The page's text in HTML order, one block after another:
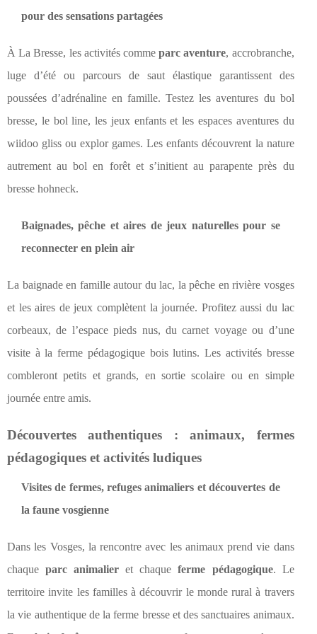
pour des sensations partagées
À La Bresse, les activités commeparc aventure, accrobranche,
luge d’été ou parcours de saut élastique garantissent des
poussées d’adrénaline en famille. Testez les aventures du bol
bresse, le bol line, les jeux enfants et les espaces aventures du
wiidoo gliss ou explor games. Les enfants découvrent la nature
autrement au bol en forêt et s’initient au parapente près du
bresse hohneck.
Baignades, pêche et aires de jeux naturelles pour se
reconnecter en plein air
La baignade en famille autour du lac, la pêche en rivière vosges
et les aires de jeux complètent la journée. Profitez aussi du lac
corbeaux, de l’espace pieds nus, du carnet voyage ou d’une
visite à la ferme pédagogique bois lutins. Les activités bresse
combleront petits et grands, en sortie scolaire ou en simple
journée entre amis.
Découvertes authentiques : animaux, fermes
pédagogiques et activités ludiques
Visites de fermes, refuges animaliers et découvertes de
la faune vosgienne
Dans les Vosges, la rencontre avec les animaux prend vie dans
chaqueparc animalier et chaqueferme pédagogique. Le
territoire invite les familles à découvrir le monde rural à travers
la vie authentique de la ferme bresse et des sanctuaires animaux.